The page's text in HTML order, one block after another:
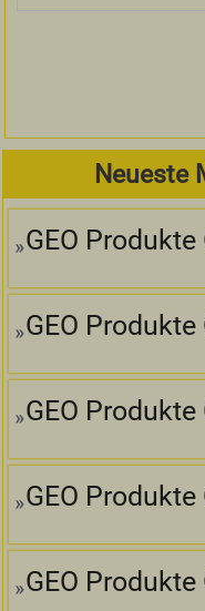
Neueste
GEO Produkte
GEO
GEO
GEO
GEO